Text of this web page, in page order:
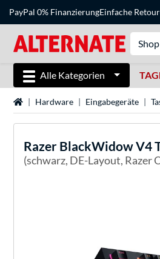
PayPal 0% FinanzierungEinfache
Alle Kategorien
StartseiteHardware Eingabegeräte
Razer BlackWidow V4
(schwarz, DE-Layout, Razer